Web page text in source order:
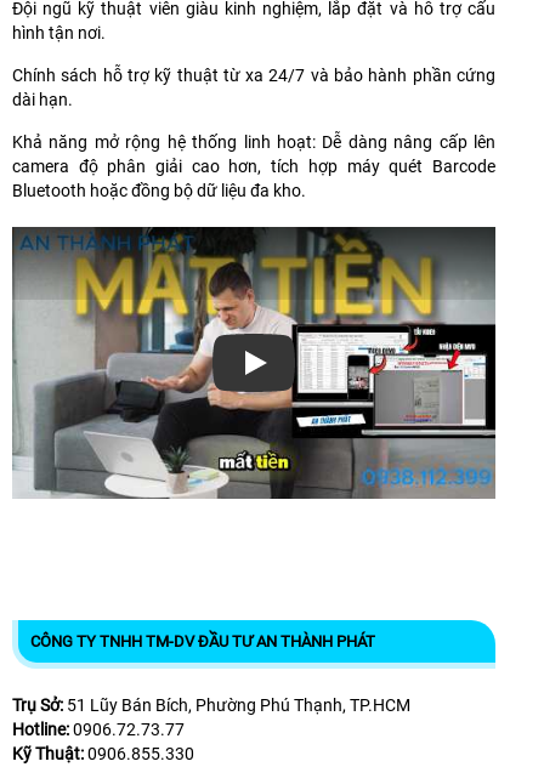
Đội ngũ kỹ thuật viên giàu kinh nghiệm, lắp đặt và hỗ trợ cấu
hình tận nơi.
Chính sách hỗ trợ kỹ thuật từ xa 24/7 và bảo hành phần cứng
dài hạn.
Khả năng mở rộng hệ thống linh hoạt: Dễ dàng nâng cấp lên
camera độ phân giải cao hơn, tích hợp máy quét Barcode
Bluetooth hoặc đồng bộ dữ liệu đa kho.
Xem video
CÔNG TY TNHH TM-DV ĐẦU TƯ AN THÀNH PHÁT
Trụ Sở: 51 Lũy Bán Bích, Phường Phú Thạnh, TP.HCM
Hotline:0906.72.73.77
Kỹ Thuật:0906.855.330